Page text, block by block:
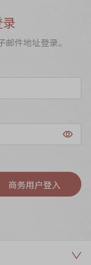
件地址登录。
商务用户登入